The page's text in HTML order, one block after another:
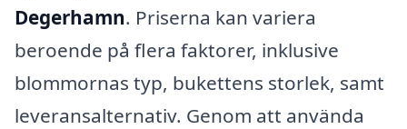
Degerhamn. Priserna kan variera
beroende på flera faktorer, inklusive
blommornas typ, bukettens storlek, samt
leveransalternativ. Genom att använda